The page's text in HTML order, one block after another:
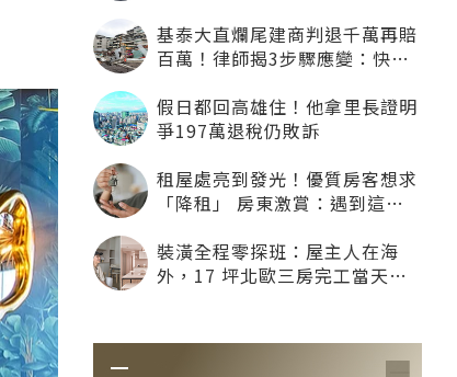
基泰大直爛尾建商判退千萬再賠
百萬！律師揭3步驟應變：快通
假日都回高雄住！他拿里長證明
爭197萬退稅仍敗訴
租屋處亮到發光！優質房客想求
「降租」 房東激賞：遇到這種
裝潢全程零探班：屋主人在海
外，17 坪北歐三房完工當天才